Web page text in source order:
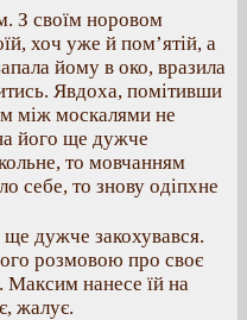
З своїм норовом
хоч уже й пом’ятій, а
йому в око, вразила
Явдоха, помітивши
між москалями не
його ще дужче
то мовчанням
себе, то знову одіпхне
дужче закохувався.
розмовою про своє
Максим нанесе їй на
жалує.